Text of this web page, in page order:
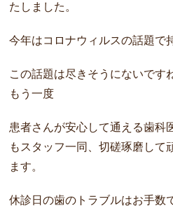
たしました。
今年はコロナウィルスの話題で
この話題は尽きそうにないです
もう一度
患者さんが安心して通える歯科
もスタッフ一同、切磋琢磨して
ます。
休診日の歯のトラブルはお手数